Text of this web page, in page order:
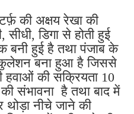
की अक्षय रेखा की
सीधी, डिगा से होती हुई
बनी हुई है तथा पंजाब के
बना हुआ है जिससे
हवाओं की सक्रियता 10
संभावना है तथा बाद में
नीचे जाने की